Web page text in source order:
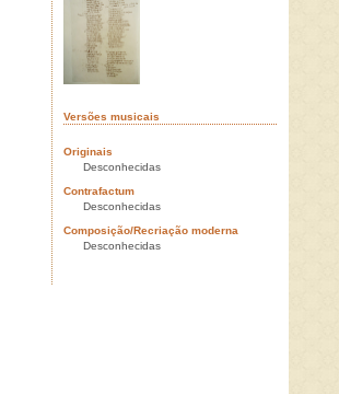
Versões musicais
Originais
Desconhecidas
Contrafactum
Desconhecidas
Composição/Recriação moderna
Desconhecidas